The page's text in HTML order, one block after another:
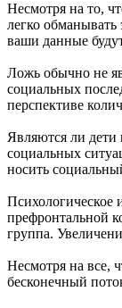
Несмотря на то,
легко
ваши данные
Ложь обычно не
социальных
перспективе
Являются ли дети
социальных
носить
Психологическое
префронтальной
группа.
Несмотря на все,
бесконечный